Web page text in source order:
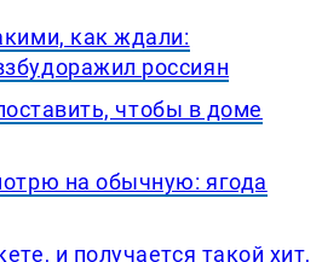
как ждали:
россиян
чтобы в доме
на обычную: ягода
и получается такой хит,